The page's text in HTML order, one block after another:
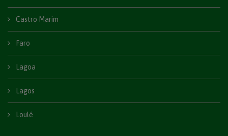
Castro Marim
Faro
Lagoa
Lagos
Loulé